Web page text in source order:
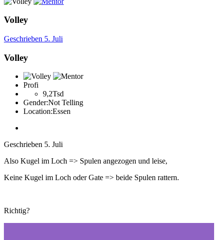
Volley
Geschrieben 5. Juli
Volley
Profi
9,2Tsd
Gender:Not Telling
Location:Essen
Geschrieben 5. Juli
Also Kugel im Loch => Spulen angezogen und leise,
Keine Kugel im Loch oder Gate => beide Spulen rattern.
Richtig?